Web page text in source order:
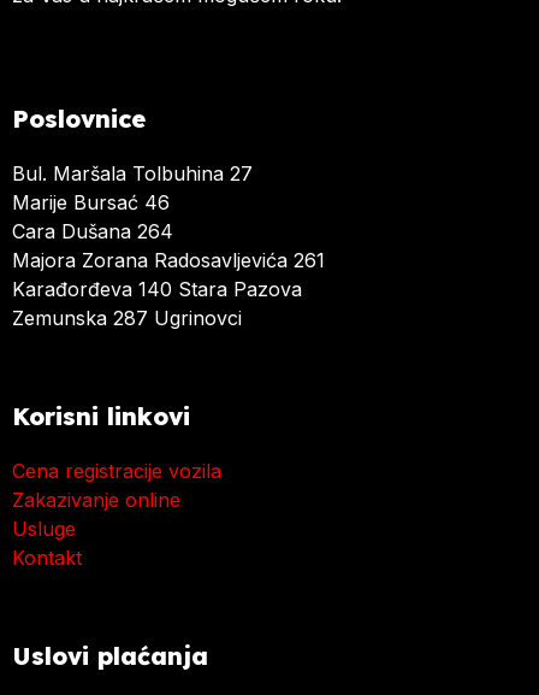
Poslovnice
Bul. Maršala Tolbuhina 27
Marije Bursać 46
Cara Dušana 264
Majora Zorana Radosavljevića 261
Karađorđeva 140 Stara Pazova
Zemunska 287 Ugrinovci
Korisni linkovi
Cena registracije vozila
Zakazivanje online
Usluge
Kontakt
Uslovi plaćanja